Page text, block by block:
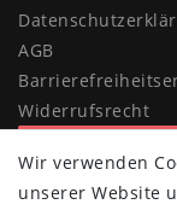
AGB
Widerrufs­recht
MYPOPUPCLUB
Wir verwenden
unserer Website